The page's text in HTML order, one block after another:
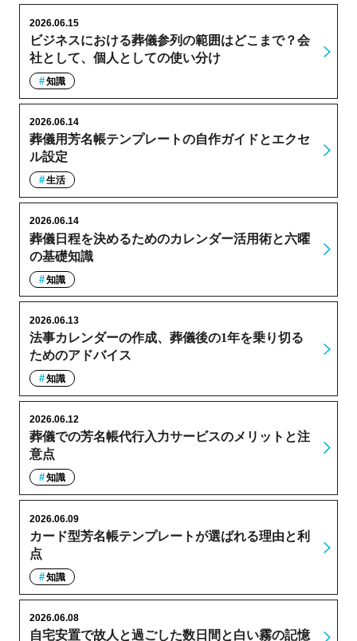
ビジネスにおける葬儀参列の範囲はどこまで？会
社として、個人としての使い分け
2026.06.15
知識
葬儀用芳名帳テンプレートの自作ガイドとエクセ
ル設定
2026.06.14
生活
葬儀日程を決めるためのカレンダー活用術と六曜
の基礎知識
2026.06.14
知識
法事カレンダーの作成、葬儀後の1年を乗り切る
ためのアドバイス
2026.06.13
知識
葬儀での芳名帳代行入力サービスのメリットと注
意点
2026.06.12
知識
カード型芳名帳テンプレートが選ばれる理由と利
点
2026.06.09
知識
自宅安置で故人と過ごした数日間と白い霧の記憶
2026.06.08